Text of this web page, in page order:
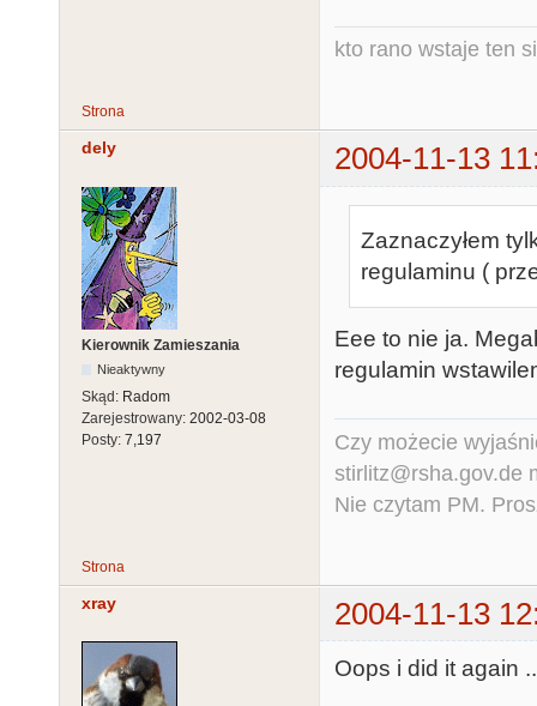
kto rano wstaje ten
Strona
dely 2004-11-13
Kierownik Zamieszania
Nieaktywny
Skąd: Radom
Zarejestrowany: 2002-03-08
Posty: 7,197
Zaznaczyłem
regulaminu (
Eee to nie ja.
regulamin
Czy możecie
stirlitz@rsha.gov.de
Nie czytam PM.
Strona
xray 2004-11-13
Oops i did it again